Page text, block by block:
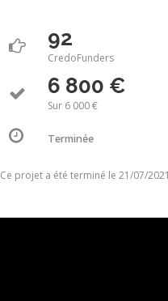
92
CredoFunders
6 800 €
Sur 6 000 €
Terminée
Ce projet a été terminé le 21/07/